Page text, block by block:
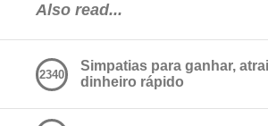
Also read...
Simpatias para ganhar,
dinheiro rápido
2340